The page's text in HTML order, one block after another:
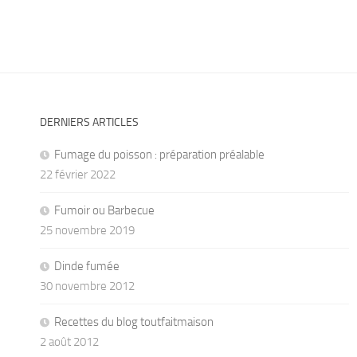
DERNIERS ARTICLES
Fumage du poisson : préparation préalable
22 février 2022
Fumoir ou Barbecue
25 novembre 2019
Dinde fumée
30 novembre 2012
Recettes du blog toutfaitmaison
2 août 2012